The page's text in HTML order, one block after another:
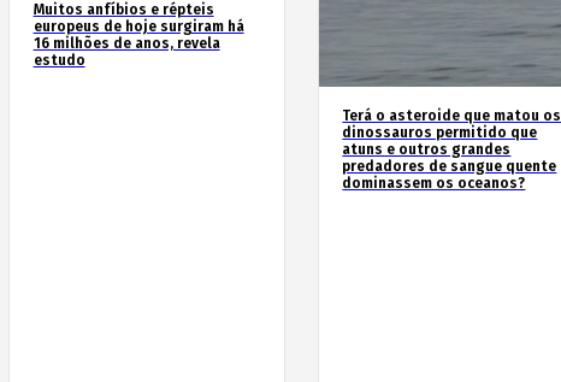
Muitos anfíbios e répteis
europeus de hoje surgiram há
16 milhões de anos, revela
estudo
Terá o asteroide que matou os
dinossauros permitido que
atuns e outros grandes
predadores de sangue quente
dominassem os oceanos?